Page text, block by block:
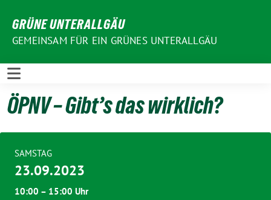
zum
Inhalt
GRÜNE UNTERALLGÄU
GEMEINSAM FÜR EIN GRÜNES UNTERALLGÄU
ÖPNV – Gibt’s das wirklich?
SAMSTAG
23.09.2023
10:00 – 15:00 Uhr